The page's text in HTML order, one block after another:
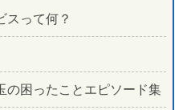
スって何？
の困ったことエピソード集